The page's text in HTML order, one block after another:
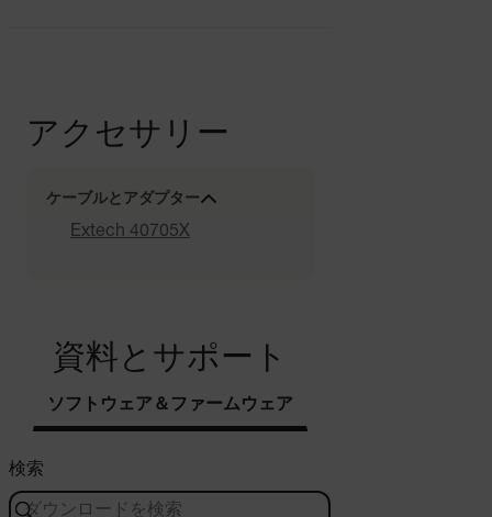
アクセサリー
ケーブルとアダプター
Extech 40705X
資料とサポート
ソフトウェア＆ファームウェア
検索